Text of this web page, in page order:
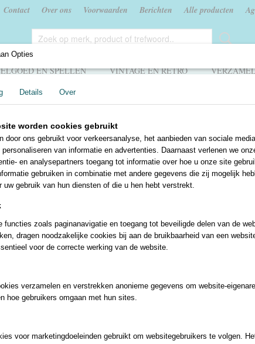
Contact Over ons Voorwaarden Berichten Alle producten
EN SPELLEN VINTAGE EN RETRO
>De stamgasten - IJspret - Toon van Driel
De stamgasten - IJspret -
Driel
€ 1,00
Aantal
IN WINKELWAGEN
Productcode
P-912357
Opties
Details Over
worden cookies gebruikt
door ons gebruikt voor verkeersanalyse, het aanbieden van sociale
van informatie en advertenties. Daarnaast verlenen we
en analysepartners toegang tot informatie over hoe u onze site
gebruiken in combinatie met andere gegevens die zij mogelijk
uw gebruik van hun diensten of die u hen hebt verstrekt.
functies zoals paginanavigatie en toegang tot beveiligde delen van de
dragen noodzakelijke cookies bij aan de bruikbaarheid van een
voor de correcte werking van de website.
verzamelen en verstrekken anonieme gegevens om website-
hoe gebruikers omgaan met hun sites.
voor marketingdoeleinden gebruikt om websitegebruikers te volgen.